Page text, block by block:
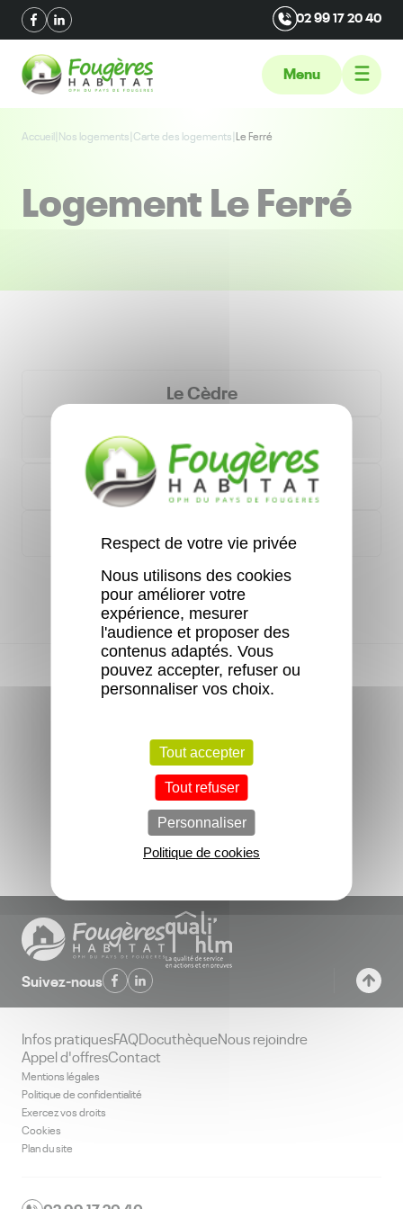
02 99 17 20 40
Menu
Accueil Nos logements|Carte des logements|Le Ferré
Logement Le Ferré
Le Cèdre
Lotissement les Lavandières
Lotissement les Lavandières II
Résidence des Pommiers
Consultez la FAQ
Contactez-nous
Suivez-nous
Infos pratiquesFAQDocuthèqueNous rejoindre
Appel d'offresContact
Mentions légales
Politique de confidentialité
Exercez vos droits
Cookies
Plan du site
Respect de votre vie privée
Nous utilisons des cookies
pour améliorer votre
expérience, mesurer
l'audience et proposer des
contenus adaptés. Vous
pouvez accepter, refuser ou
personnaliser vos choix.
Tout accepter
Tout refuser
Personnaliser
Politique de cookies